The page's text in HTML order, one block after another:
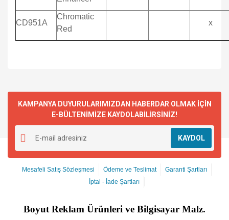
CD951A
Chromatic
Red
x
KAMPANYA DUYURULARIMIZDAN HABERDAR OLMAK İÇİN
E-BÜLTENİMİZE KAYDOLABİLİRSİNİZ!
KAYDOL
Mesafeli Satış Sözleşmesi Ödeme ve Teslimat
Garanti Şartları
İptal - İade Şartları
Boyut Reklam Ürünleri ve Bilgisayar Malz.